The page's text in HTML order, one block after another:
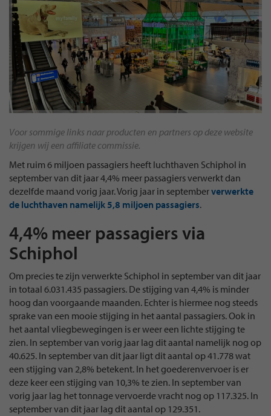
Voor sommige links naar producten en partners op deze website
krijgen wij een affiliate commissie.
Met ruim 6 miljoen passagiers heeft luchthaven Schiphol in
september van dit jaar 4,4% meer passagiers verwerkt dan
dezelfde maand vorig jaar. Vorig jaar in septemberverwerkte
de luchthaven namelijk 5,8 miljoen passagiers.
4,4% meer passagiers via
Schiphol
Om precies te zijn verwerkte Schiphol in september van dit jaar
in totaal 6.031.435 passagiers. De stijging van 4,4% is minder
hoog dan voorgaande maanden. Echter is hiermee nog steeds
sprake van een mooie stijging in het aantal passagiers. Ook in
het aantal vliegbewegingen is er weer een lichte stijging te
zien. In september van vorig jaar lag dit aantal namelijk nog op
40.625. In september van dit jaar ligt dit aantal op 41.778 wat
een stijging van 2,8% betekent. In het goederenvervoer is er
deze keer een stijging van 10,3% te zien. In september van
vorig jaar lag het tonnage vervoerde vracht nog op 117.325. In
september van dit jaar lag dit aantal op 129.351.